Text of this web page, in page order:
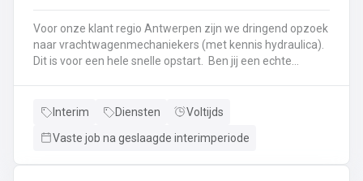
Voor onze klant regio Antwerpen zijn we dringend opzoek
naar vrachtwagenmechaniekers (met kennis hydraulica).
Dit is voor een hele snelle opstart. Ben jij een echte
Dan ben jij de persoon die wij zoeken!
Interim Diensten
Voltijds
Vaste job na geslaagde interimperiode